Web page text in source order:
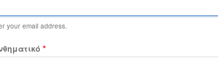
your email address.